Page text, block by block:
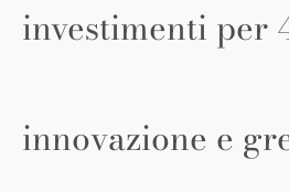
investimenti per
innovazione e